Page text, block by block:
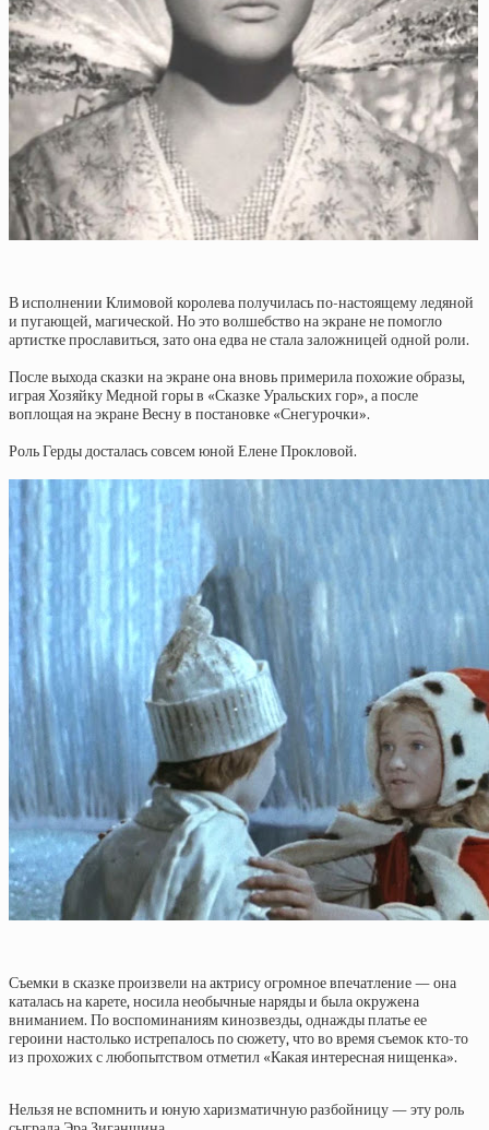
В исполнении Климовой королева получилась по-настоящему ледяной
и пугающей, магической. Но это волшебство на экране не помогло
артистке прославиться, зато она едва не стала заложницей одной роли.
После выхода сказки на экране она вновь примерила похожие образы,
играя Хозяйку Медной горы в «Сказке Уральских гор», а после
воплощая на экране Весну в постановке «Снегурочки».
Роль Герды досталась совсем юной Елене Прокловой.
Съемки в сказке произвели на актрису огромное впечатление — она
каталась на карете, носила необычные наряды и была окружена
вниманием. По воспоминаниям кинозвезды, однажды платье ее
героини настолько истрепалось по сюжету, что во время съемок кто-то
из прохожих с любопытством отметил «Какая интересная нищенка».
Нельзя не вспомнить и юную харизматичную разбойницу — эту роль